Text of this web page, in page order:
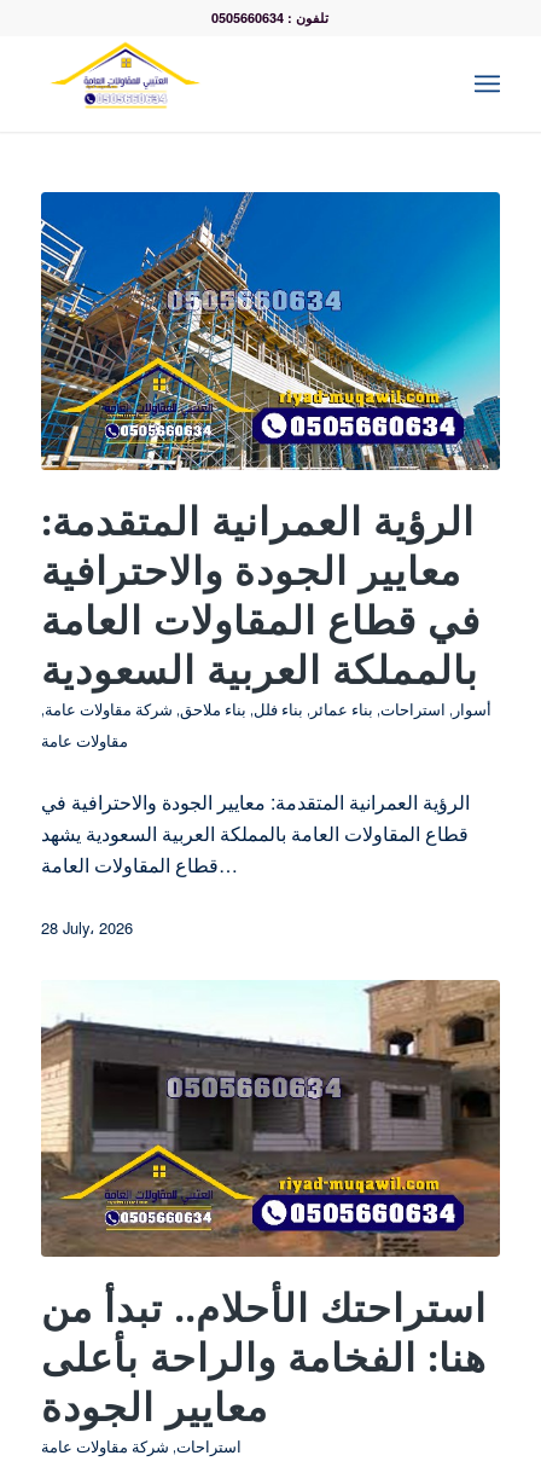
تلفون : 0505660634
الرؤية العمرانية المتقدمة:
معايير الجودة والاحترافية
في قطاع المقاولات العامة
بالمملكة العربية السعودية
أسوار , استراحات, بناء عمائر , بناء فلل, بناء ملاحق, شركة مقاولات عامة,
مقاولات عامة
الرؤية العمرانية المتقدمة: معايير الجودة والاحترافية في
قطاع المقاولات العامة بالمملكة العربية السعودية يشهد
قطاع المقاولات العامة…
28 July، 2026
استراحتك الأحلام.. تبدأ من
هنا: الفخامة والراحة بأعلى
معايير الجودة
استراحات, شركة مقاولات عامة